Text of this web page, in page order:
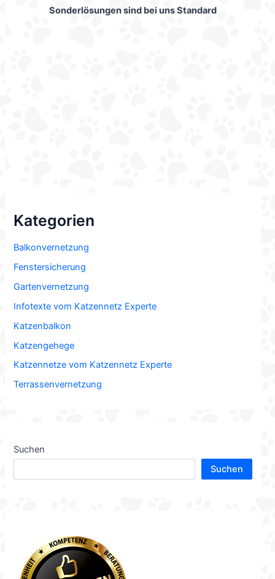
Sonderlösungen sind bei uns Standard
Kategorien
Balkonvernetzung
Fenstersicherung
Gartenvernetzung
Infotexte vom Katzennetz Experte
Katzenbalkon
Katzengehege
Katzennetze vom Katzennetz Experte
Terrassenvernetzung
Suchen
Suchen